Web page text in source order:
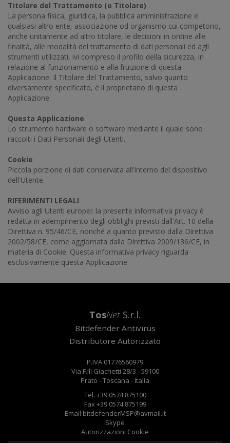
Titolare del Trattamento (o Titolare)
La persona fisica, giuridica, la pubblica amministrazione e
qualsiasi altro ente, associazione od organismo cui competono,
anche unitamente ad altro titolare, le decisioni in ordine alle
finalità, alle modalità del trattamento di dati personali ed agli
strumenti utilizzati, ivi compreso il profilo della sicurezza, in
relazione al funzionamento e alla fruizione di questa
Applicazione. Il Titolare del Trattamento, salvo quanto
diversamente specificato, è il proprietario di questa
Applicazione.
Questa Applicazione
Lo strumento hardware o software mediante il quale sono
raccolti i Dati Personali degli Utenti.
Cookie
Piccola porzione di dati conservata all'interno del dispositivo
dell'Utente.
RIFERIMENTI LEGALI
Avviso agli Utenti europei: la presente informativa privacy è
redatta in adempimento degli obblighi previsti dall'Art. 10 della
Direttiva n. 95/46/CE, nonché a quanto previsto dalla Direttiva
2002/58/CE, come aggiornata dalla Direttiva 2009/136/CE, in
materia di Cookie. Questa informativa privacy riguarda
esclusivamente questa Applicazione.
TosNet S.r.l.
Bitdefender Antivirus
Distributore Autorizzato
P.IVA 01776560979
Via F.lli Giachetti 28/3 - 59100
Prato - Toscana - Italia
Tel. +39 0574 875100
Fax +39 0574875199
Email bitdefenderMSP@avmail.it
Skype
Autorizzazioni Cookie